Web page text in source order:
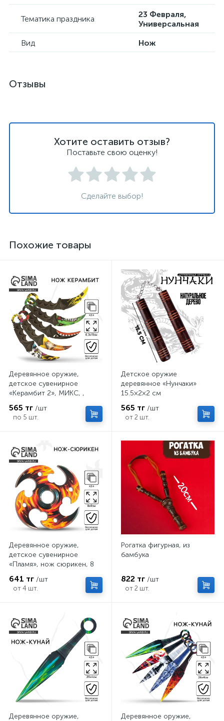
Тематика праздника
23 Февраля,
Универсальная
Вид
Нож
Отзывы
Хотите оставить отзыв?
Поставьте свою оценку!
Сделайте выбор!
Похожие товары
Деревянное оружие,
детское сувенирное
«Керамбит 2», МИКС, ,
565 тг /шт
по 5 шт.
Детское оружие
деревянное «Нунчаки»
15.5×2×2 см
565 тг /шт
от 2 шт.
Деревянное оружие,
детское сувенирное
«Пламя», нож сюрикен, 8
641 тг /шт
от 4 шт.
Рогатка фигурная, из
бамбука
822 тг /шт
от 2 шт.
Деревянное оружие,
Деревянное оружие,